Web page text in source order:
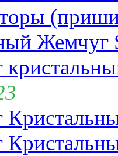
Жемчуг